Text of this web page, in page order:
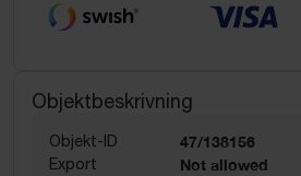
Objektbeskrivning
Objekt-ID 47/138156
Export Not allowed